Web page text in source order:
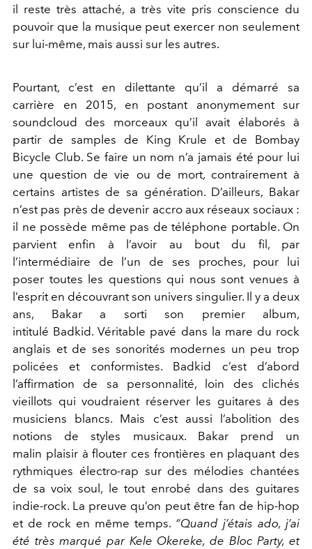
il reste très attaché, a très vite pris conscience du
pouvoir que la musique peut exercer non seulement
sur lui-même, mais aussi sur les autres.
Pourtant, c’est en dilettante qu’il a démarré sa
carrière en 2015, en postant anonymement sur
soundcloud des morceaux qu’il avait élaborés à
partir de samples de King Krule et de Bombay
Bicycle Club. Se faire un nom n’a jamais été pour lui
une question de vie ou de mort, contrairement à
certains artistes de sa génération. D’ailleurs, Bakar
n’est pas près de devenir accro aux réseaux sociaux :
il ne possède même pas de téléphone portable. On
parvient enfin à l’avoir au bout du fil, par
l’intermédiaire de l’un de ses proches, pour lui
poser toutes les questions qui nous sont venues à
l’esprit en découvrant son univers singulier. Il y a deux
ans, Bakar a sorti son premier album,
intitulé Badkid. Véritable pavé dans la mare du rock
anglais et de ses sonorités modernes un peu trop
policées et conformistes. Badkid c’est d’abord
l’affirmation de sa personnalité, loin des clichés
vieillots qui voudraient réserver les guitares à des
musiciens blancs. Mais c’est aussi l’abolition des
notions de styles musicaux. Bakar prend un
malin plaisir à flouter ces frontières en plaquant des
rythmiques électro-rap sur des mélodies chantées
de sa voix soul, le tout enrobé dans des guitares
indie-rock. La preuve qu’on peut être fan de hip-hop
et de rock en même temps. “Quand j’étais ado, j’ai
été très marqué par Kele Okereke, de Bloc Party, et